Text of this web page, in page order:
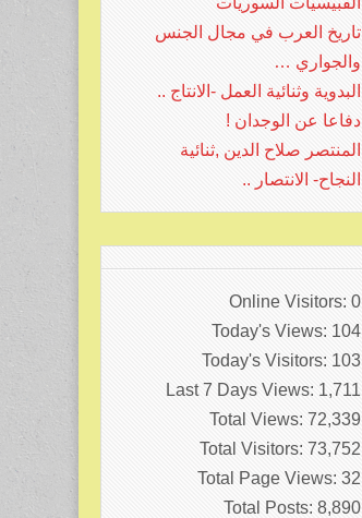
تاريخ العرب في مجال الجنس
والجواري …
البدوية وثنائية العمل -الانتاج ..
دفاعا عن الوجدان !
المنتصر صلاح الدين ,ثنائية
النجاح- الانتصار ..
Online Visitors: 0
Today's Views: 104
Today's Visitors: 103
Last 7 Days Views: 1,711
Total Views: 72,339
Total Visitors: 73,752
Total Page Views: 32
Total Posts: 8,890